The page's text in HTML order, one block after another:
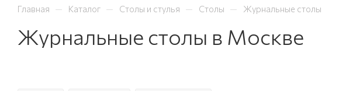
Главная — Каталог — Столы и стулья — Столы — Журнальные столы
Журнальные столы в Москве